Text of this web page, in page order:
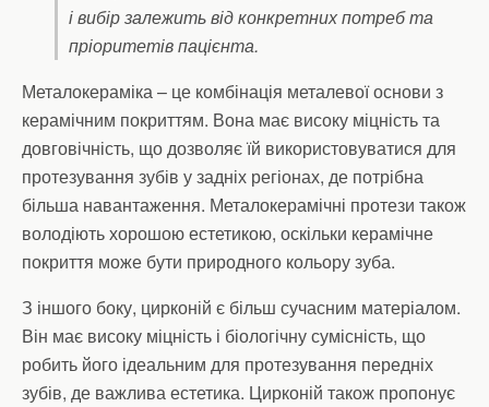
і вибір залежить від конкретних потреб та
пріоритетів пацієнта.
Металокераміка – це комбінація металевої основи з
керамічним покриттям. Вона має високу міцність та
довговічність, що дозволяє їй використовуватися для
протезування зубів у задніх регіонах, де потрібна
більша навантаження. Металокерамічні протези також
володіють хорошою естетикою, оскільки керамічне
покриття може бути природного кольору зуба.
З іншого боку, цирконій є більш сучасним матеріалом.
Він має високу міцність і біологічну сумісність, що
робить його ідеальним для протезування передніх
зубів, де важлива естетика. Цирконій також пропонує